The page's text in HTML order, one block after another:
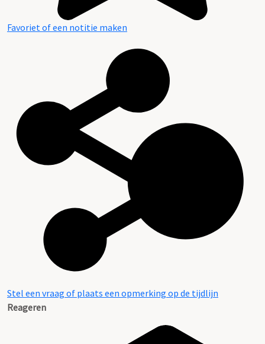
Favoriet of een notitie maken
Stel een vraag of plaats een opmerking op de tijdlijn
Reageren